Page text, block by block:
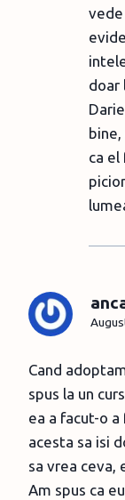
vede
doar
ca el
Cand
spus la un
ea a facut-o
acesta sa isi
sa vrea ceva,
Am spus ca